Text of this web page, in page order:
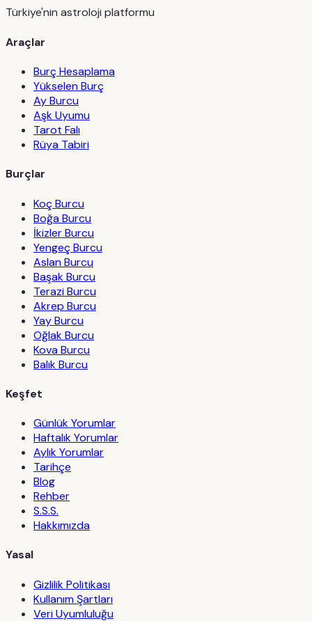
Türkiye'nin astroloji platformu
Araçlar
Burç Hesaplama
Yükselen Burç
Ay Burcu
Aşk Uyumu
Tarot Falı
Rüya Tabiri
Burçlar
Koç Burcu
Boğa Burcu
İkizler Burcu
Yengeç Burcu
Aslan Burcu
Başak Burcu
Terazi Burcu
Akrep Burcu
Yay Burcu
Oğlak Burcu
Kova Burcu
Balık Burcu
Keşfet
Günlük Yorumlar
Haftalık Yorumlar
Aylık Yorumlar
Tarihçe
Blog
Rehber
S.S.S.
Hakkımızda
Yasal
Gizlilik Politikası
Kullanım Şartları
Veri Uyumluluğu